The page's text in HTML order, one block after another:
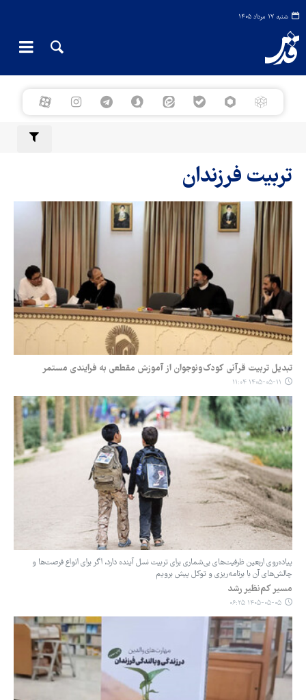
شنبه ۱۷ مرداد ۱۴۰۵
تربیت فرزندان
تبدیل تربیت قرآنی کودک‌ونوجوان از آموزش مقطعی به فرایندی مستمر
۱۴۰۵-۰۵-۱۱ ۱۱:۰۴
پیاده‌روی اربعین ظرفیت‌های بی‌شماری برای تربیت نسل آینده دارد، اگر برای انواع فرصت‌ها و
چالش‌های آن با برنامه‌ریزی و توکل پیش برویم
مسیر کم‌نظیر رشد
۱۴۰۵-۰۵-۰۵ ۰۶:۲۵